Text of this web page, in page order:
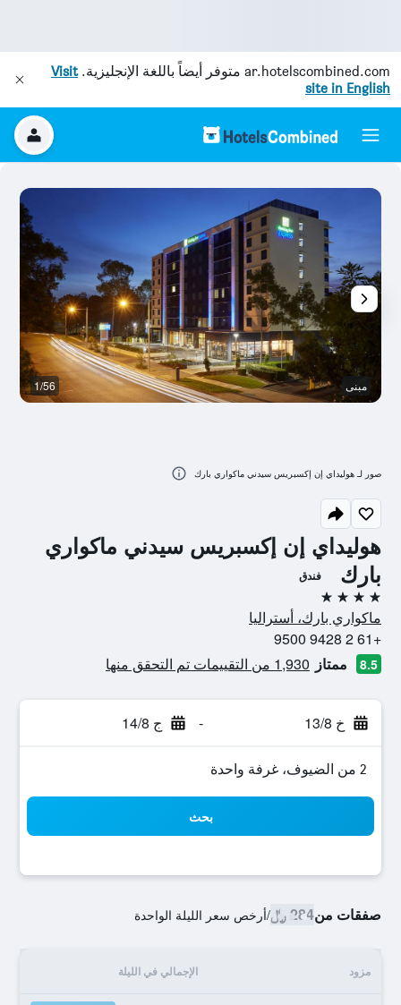
ar.hotelscombined.com متوفر أيضاً باللغة الإنجليزية.Visit
site in English
هوليداي إن إكسبريس سيدني ماكواري
بارك
فندق
4 نجوم
ماكواري بارك، أستراليا
+61 2 9428 9500
8.5 ممتاز 1,930 من التقييمات تم التحقق منها
خ 13/8 - ج 14/8
2 من الضيوف، غرفة واحدة
بحث
صفقات من284 ﷼ /أرخص سعر الليلة الواحدة
مزود الإجمالي في الليلة
مبنى 1/56
صور لـ هوليداي إن إكسبريس سيدني ماكواري بارك